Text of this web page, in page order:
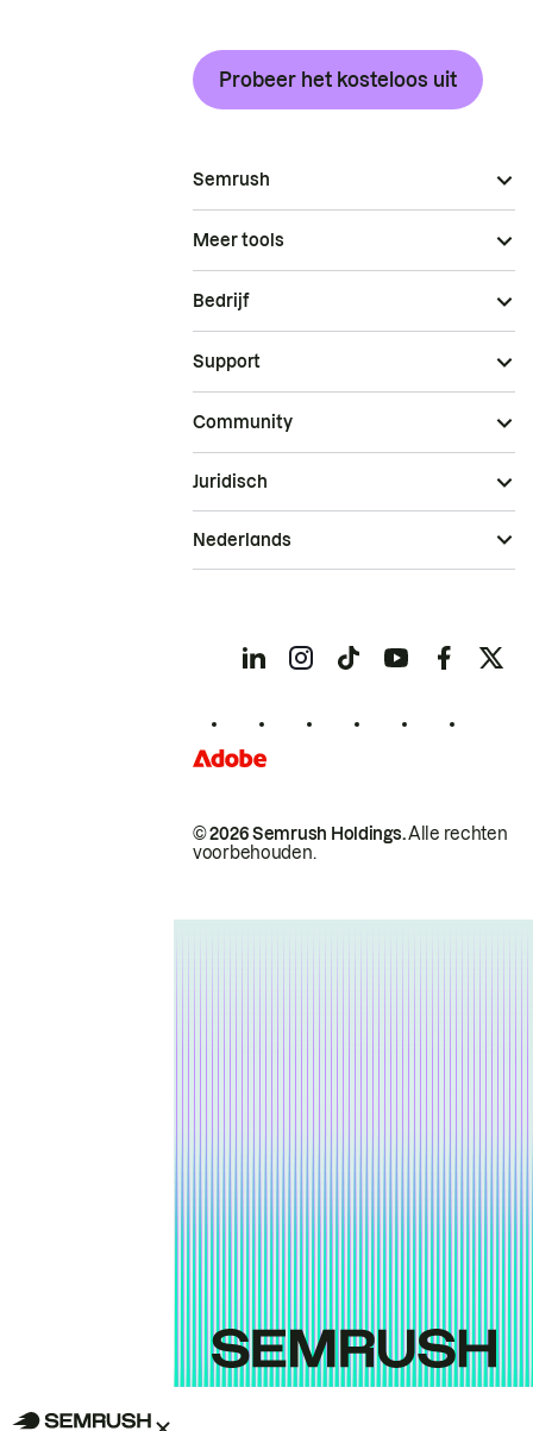
Probeer het kosteloos uit
Semrush
Meer tools
Bedrijf
Support
Community
© 2026 Semrush Holdings.Alle rechten
voorbehouden.
Juridisch
Nederlands